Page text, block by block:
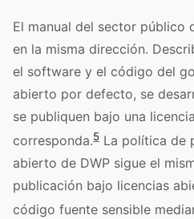
El manual del sector público
en la misma dirección.
el software y el código del
abierto por defecto, se
se publiquen bajo una
corresponda.5 La política de
abierto de DWP sigue el
publicación bajo licencias
código fuente sensible